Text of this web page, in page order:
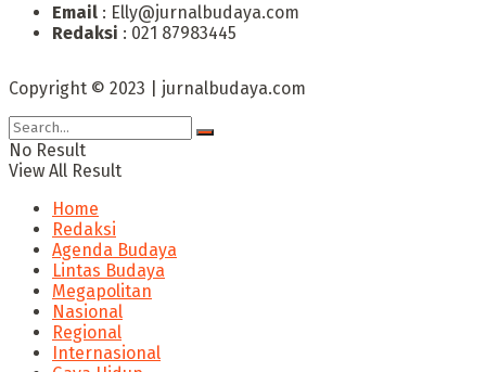
Email : Elly@jurnalbudaya.com
Redaksi : 021 87983445
Copyright © 2023 | jurnalbudaya.com
No Result
View All Result
Home
Redaksi
Agenda Budaya
Lintas Budaya
Megapolitan
Nasional
Regional
Internasional